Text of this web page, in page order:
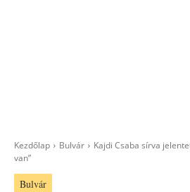
Kezdőlap Bulvár
Kajdi Csaba sírva
van”
Bulvár